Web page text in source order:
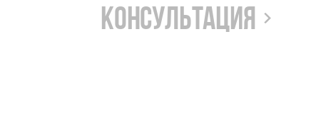
Консультация